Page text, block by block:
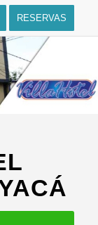
RESERVAS